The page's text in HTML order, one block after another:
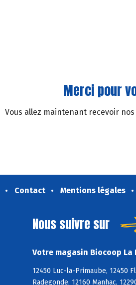
Merci pour
Vous allez maintenant recevoir
Contact Mentions légales
Nous suivre sur
Votre magasin Biocoop La
12450 Luc-la-Primaube, 12450
Radegonde, 12160 Manhac,